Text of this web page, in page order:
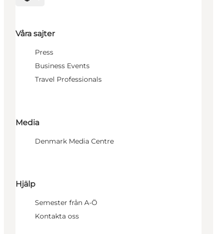
Våra sajter
Press
Business Events
Travel Professionals
Media
Denmark Media Centre
Hjälp
Semester från A-Ö
Kontakta oss